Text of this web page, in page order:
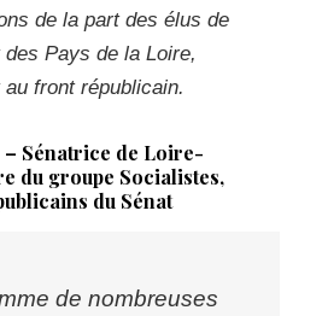
de la part des élus de
Pays de la Loire,
front républicain.
Sénatrice de Loire-
du groupe Socialistes,
du Sénat
de nombreuses